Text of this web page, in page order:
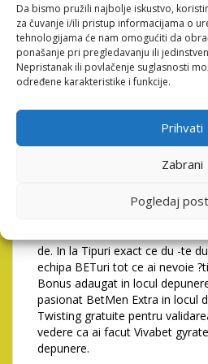
Da bismo pružili najbolje iskustvo,
za čuvanje i/ili pristup informacijama o
tehnologijama će nam omogućiti da
ponašanje pri pregledavanju ili
Nepristanak ili povlačenje suglasnosti
određene karakteristike i funkcije.
Prihvati
Zabrani
Pogledaj
altul, lucrurile difera, insa get
asemenea, oferte cu rotiri
Cazinourile Out
se bucura mult
cele care au un
diferit de
in locul depunere
MegaPariavantaj in
de. In la Tipuri exact ce du -te
echipa BETuri tot ce ai nevoie
Bonus adaugat in locul
pasionat BetMen Extra in locul
Twisting gratuite pentru
vedere ca ai facut Vivabet
depunere.